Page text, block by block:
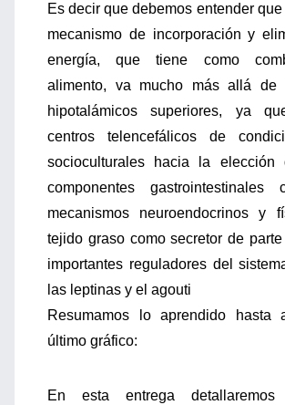
Es decir que debemos entender
mecanismo de incorporación y
energía, que tiene como
alimento, va mucho más allá de
hipotalámicos superiores, ya
centros telencefálicos de
socioculturales hacia la elección
componentes gastrointestinales
mecanismos neuroendocrinos y
tejido graso como secretor de
importantes reguladores del
las leptinas y el agouti
Resumamos lo aprendido hasta
último gráfico:
En esta entrega